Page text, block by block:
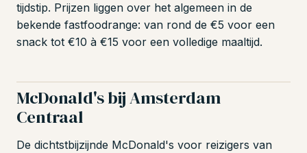
tijdstip. Prijzen liggen over het algemeen in de
bekende fastfoodrange: van rond de €5 voor een
snack tot €10 à €15 voor een volledige maaltijd.
McDonald's bij Amsterdam
Centraal
De dichtstbijzijnde McDonald's voor reizigers van